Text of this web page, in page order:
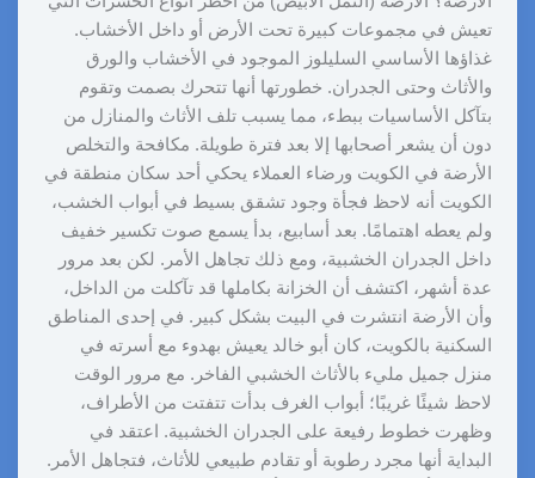
تعيش في مجموعات كبيرة تحت الأرض أو داخل الأخشاب.
غذاؤها الأساسي السليلوز الموجود في الأخشاب والورق
والأثاث وحتى الجدران. خطورتها أنها تتحرك بصمت وتقوم
بتآكل الأساسيات ببطء، مما يسبب تلف الأثاث والمنازل من
دون أن يشعر أصحابها إلا بعد فترة طويلة. مكافحة والتخلص
الأرضة في الكويت ورضاء العملاء يحكي أحد سكان منطقة في
الكويت أنه لاحظ فجأة وجود تشقق بسيط في أبواب الخشب،
ولم يعطه اهتمامًا. بعد أسابيع، بدأ يسمع صوت تكسير خفيف
داخل الجدران الخشبية، ومع ذلك تجاهل الأمر. لكن بعد مرور
عدة أشهر، اكتشف أن الخزانة بكاملها قد تآكلت من الداخل،
وأن الأرضة انتشرت في البيت بشكل كبير. في إحدى المناطق
السكنية بالكويت، كان أبو خالد يعيش بهدوء مع أسرته في
منزل جميل مليء بالأثاث الخشبي الفاخر. مع مرور الوقت
لاحظ شيئًا غريبًا؛ أبواب الغرف بدأت تتفتت من الأطراف،
وظهرت خطوط رفيعة على الجدران الخشبية. اعتقد في
البداية أنها مجرد رطوبة أو تقادم طبيعي للأثاث، فتجاهل الأمر.